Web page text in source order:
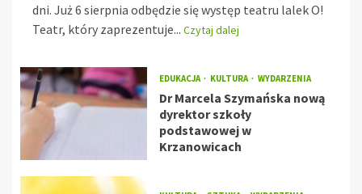
dni. Już 6 sierpnia odbędzie się występ teatru lalek O!
Teatr, który zaprezentuje... Czytaj dalej
EDUKACJA KULTURA WYDARZENIA
Dr Marcela Szymańska nową
dyrektor szkoły
podstawowej w
Krzanowicach